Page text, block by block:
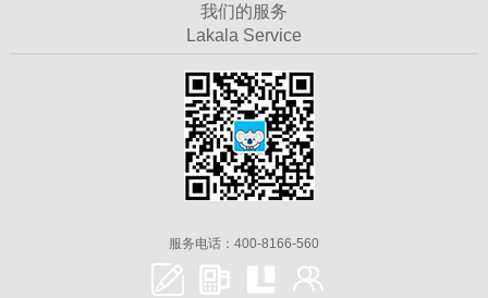
我们的服务
Lakala Service
服务电话：400-8166-560